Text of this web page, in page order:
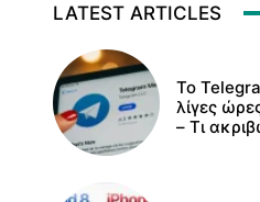
LATEST ARTICLES
Το
λίγες
– Τι